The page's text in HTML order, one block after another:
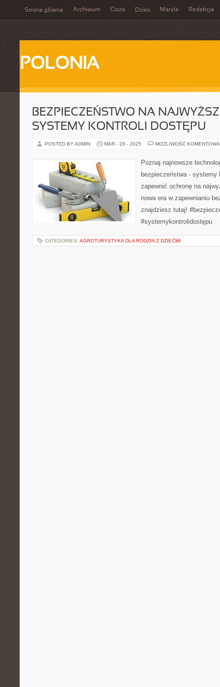
Strona główna Archiwum Cisza Dzień Maryla Redakcja
POLONIA
BEZPIECZEŃSTWO NA
SYSTEMY KONTROLI DOSTĘPU
POSTED BY ADMIN MAR - 28 - 2025 MOŻLIWOŚĆ
Poznaj najnowsze
bezpieczeństwa - systemy
zapewnić ochronę na
nowa era w zapewnianiu
znajdziesz tutaj!
#systemykontrolidostępu
CATEGORIES: AGROTURYSTYKA DLA RODZIN Z DZIEĆMI